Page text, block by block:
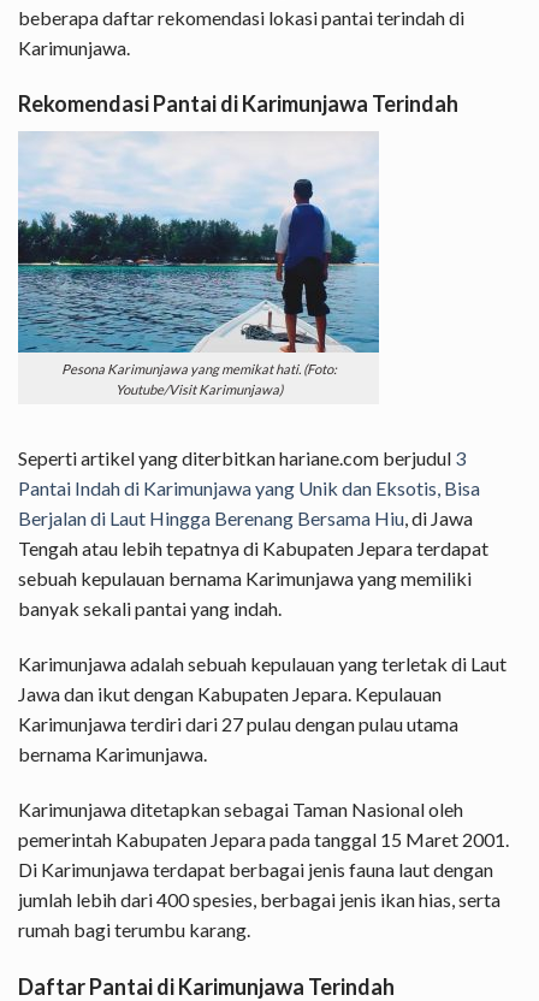
beberapa daftar rekomendasi lokasi pantai terindah di
Karimunjawa.
Rekomendasi Pantai di Karimunjawa Terindah
Pesona Karimunjawa yang memikat hati. (Foto:
Youtube/Visit Karimunjawa)
Seperti artikel yang diterbitkan hariane.com berjudul 3
Pantai Indah di Karimunjawa yang Unik dan Eksotis, Bisa
Berjalan di Laut Hingga Berenang Bersama Hiu, di Jawa
Tengah atau lebih tepatnya di Kabupaten Jepara terdapat
sebuah kepulauan bernama Karimunjawa yang memiliki
banyak sekali pantai yang indah.
Karimunjawa adalah sebuah kepulauan yang terletak di Laut
Jawa dan ikut dengan Kabupaten Jepara. Kepulauan
Karimunjawa terdiri dari 27 pulau dengan pulau utama
bernama Karimunjawa.
Karimunjawa ditetapkan sebagai Taman Nasional oleh
pemerintah Kabupaten Jepara pada tanggal 15 Maret 2001.
Di Karimunjawa terdapat berbagai jenis fauna laut dengan
jumlah lebih dari 400 spesies, berbagai jenis ikan hias, serta
rumah bagi terumbu karang.
Daftar Pantai di Karimunjawa Terindah